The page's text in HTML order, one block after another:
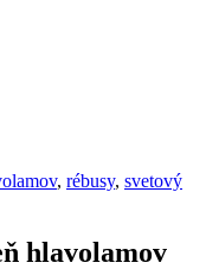
, rébusy, svetový
hlavolamov